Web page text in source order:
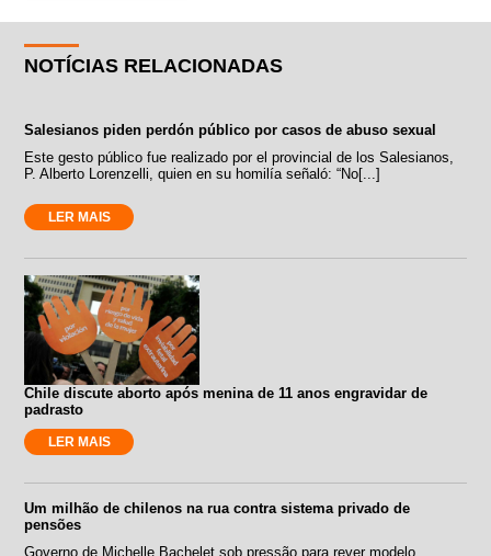
NOTÍCIAS RELACIONADAS
Salesianos piden perdón público por casos de abuso sexual
Este gesto público fue realizado por el provincial de los Salesianos,
P. Alberto Lorenzelli, quien en su homilía señaló: “No[...]
LER MAIS
Chile discute aborto após menina de 11 anos engravidar de
padrasto
LER MAIS
Um milhão de chilenos na rua contra sistema privado de
pensões
Governo de Michelle Bachelet sob pressão para rever modelo